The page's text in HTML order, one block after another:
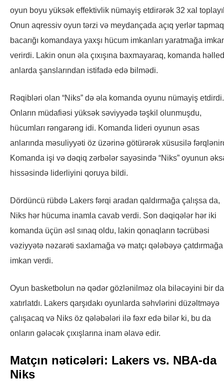
oyun boyu yüksək effektivlik nümayiş etdirərək 32 xal
Onun aqressiv oyun tərzi və meydançada açıq yerlər tapmaq
bacarığı komandaya yaxşı hücum imkanları yaratmağa
verirdi. Lakin onun əla çıxışına baxmayaraq, komanda
anlarda şanslarından istifadə edə bilmədi.
Rəqibləri olan “Niks” də əla komanda oyunu nümayiş etdirdi.
Onların müdafiəsi yüksək səviyyədə təşkil olunmuşdu,
hücumları rəngarəng idi. Komanda lideri oyunun əsas
anlarında məsuliyyəti öz üzərinə götürərək xüsusilə
Komanda işi və dəqiq zərbələr sayəsində “Niks” oyunun
hissəsində liderliyini qoruya bildi.
Dördüncü rübdə Lakers fərqi aradan qaldırmağa çalışsa da,
Niks hər hücuma inamla cavab verdi. Son dəqiqələr hər iki
komanda üçün əsl sınaq oldu, lakin qonaqların təcrübəsi
vəziyyətə nəzarəti saxlamağa və matçı qələbəyə çatdırmağa
imkan verdi.
Oyun basketbolun nə qədər gözlənilməz ola biləcəyini bir
xatırlatdı. Lakers qarşıdakı oyunlarda səhvlərini düzəltməyə
çalışacaq və Niks öz qələbələri ilə fəxr edə bilər ki, bu da
onların gələcək çıxışlarına inam əlavə edir.
Matçın nəticələri: Lakers vs. NBA-da
Niks